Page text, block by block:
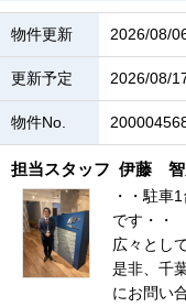
物件更新 2026/08/
更新予定 2026/08/
物件No.
担当スタッフ 伊藤 智
・・駐車
です・・
広々とし
是非、千
にお問い